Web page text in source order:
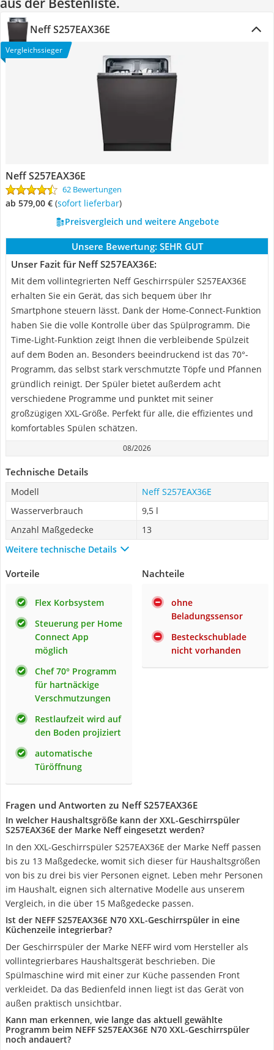
Neff S257EAX36E
Vergleichssieger
Neff S257EAX36E
62 Bewertungen
ab 579,00 € ( Sofort lieferbar)
Preisvergleich und weitere Angebote
Unsere Bewertung: SEHR GUT
Unser Fazit für Neff S257EAX36E:
Mit dem vollintegrierten Neff Geschirrspüler S257EAX36E
erhalten Sie ein Gerät, das sich bequem über Ihr
Smartphone steuern lässt. Dank der Home-Connect-Funktion
haben Sie die volle Kontrolle über das Spülprogramm. Die
Time-Light-Funktion zeigt Ihnen die verbleibende Spülzeit
auf dem Boden an. Besonders beeindruckend ist das 70°-
Programm, das selbst stark verschmutzte Töpfe und Pfannen
gründlich reinigt. Der Spüler bietet außerdem acht
verschiedene Programme und punktet mit seiner
großzügigen XXL-Größe. Perfekt für alle, die effizientes und
komfortables Spülen schätzen.
08/2026
Technische Details
Modell
Neff S257EAX36E
Wasserverbrauch
9,5 l
Anzahl Maßgedecke
13
Weitere technische Details
Vorteile
Flex Korbsystem
Steuerung per Home
Connect App
möglich
Chef 70° Programm
für hartnäckige
Verschmutzungen
Restlaufzeit wird auf
den Boden projiziert
automatische
Türöffnung
Nachteile
ohne
Beladungssensor
Besteckschublade
nicht vorhanden
Fragen und Antworten zu Neff S257EAX36E
In welcher Haushaltsgröße kann der XXL-Geschirrspüler
S257EAX36E der Marke Neff eingesetzt werden?
In den XXL-Geschirrspüler S257EAX36E der Marke Neff passen
bis zu 13 Maßgedecke, womit sich dieser für Haushaltsgrößen
von bis zu drei bis vier Personen eignet. Leben mehr Personen
im Haushalt, eignen sich alternative Modelle aus unserem
Vergleich, in die über 15 Maßgedecke passen.
Ist der NEFF S257EAX36E N70 XXL-Geschirrspüler in eine
Küchenzeile integrierbar?
Der Geschirrspüler der Marke NEFF wird vom Hersteller als
vollintegrierbares Haushaltsgerät beschrieben. Die
Spülmaschine wird mit einer zur Küche passenden Front
verkleidet. Da das Bedienfeld innen liegt ist das Gerät von
außen praktisch unsichtbar.
Kann man erkennen, wie lange das aktuell gewählte
Programm beim NEFF S257EAX36E N70 XXL-Geschirrspüler
noch andauert?